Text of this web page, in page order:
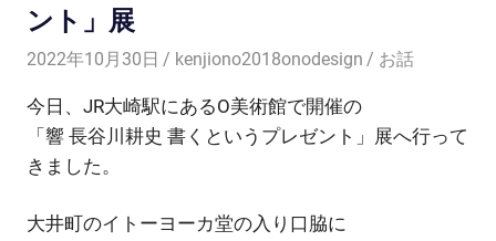
ント」展
2022年10月30日 kenjiono2018onodesign お話
今日、JR大崎駅にあるO美術館で開催の
「響 長谷川耕史 書くというプレゼント」展へ行って
きました。
大井町のイトーヨーカ堂の入り口脇に